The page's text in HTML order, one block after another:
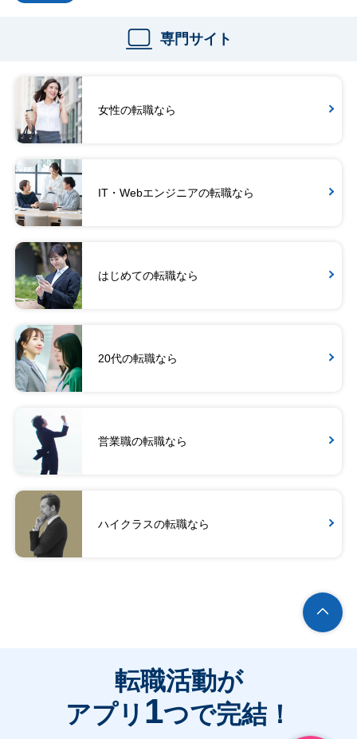
専門サイト
女性の転職なら
IT・Webエンジニアの転職なら
はじめての転職なら
20代の転職なら
営業職の転職なら
ハイクラスの転職なら
転職活動が
アプリ 1つで完結！